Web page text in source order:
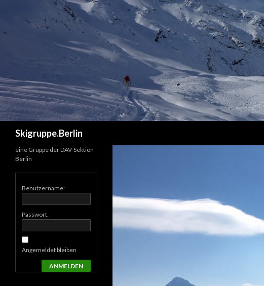
Skigruppe.Berlin
eine Gruppe der DAV-Sektion
Berlin
Benutzername:
Passwort:
Angemeldet bleiben
ANMELDEN